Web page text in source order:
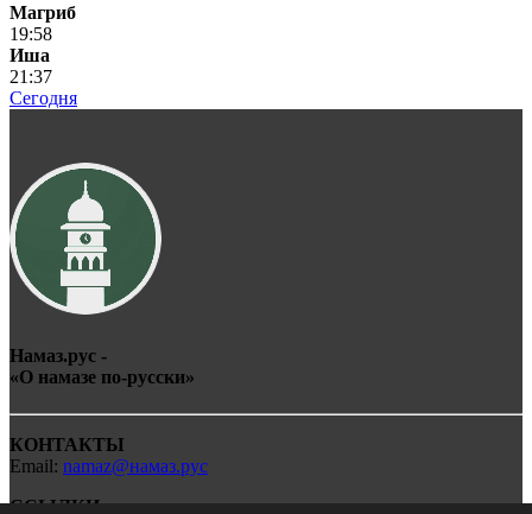
Магриб
19:58
Иша
21:37
Сегодня
Намаз.рус -
«О намазе по-русски»
КОНТАКТЫ
Email: namaz@намаз.рус
ССЫЛКИ